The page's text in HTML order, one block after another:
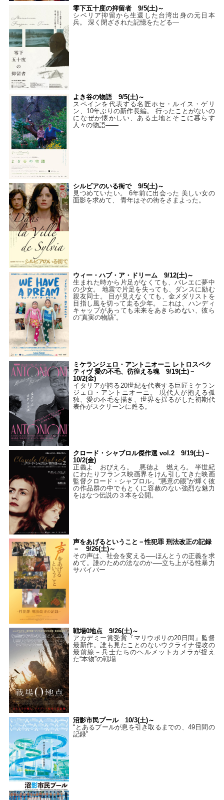
零下五十度の抑留者 9/5(土)～
シベリア抑留から生還した台湾出身の元日本
兵。 深く閉ざされた記憶をたどる—
よき谷の物語 9/5(土)～
スペインを代表する名匠ホセ・ルイス・ゲリ
ン、10年ぶりの新作長編。 行ったことがないの
になぜか懐かしい、ある土地とそこに暮らす
人々の物語――
シルビアのいる街で 9/5(土)～
見つめていたい。 6年前に出会った 美しい女の
面影を求めて、 青年はその街をさまよった。
ウィー・ハブ・ア・ドリーム 9/12(土)～
生まれた時から片足がなくても、バレエに夢中
の少女。 地震で片足を失っても、ダンスに励む
親友同士。 目が見えなくても、金メダリストを
目指し風を切って走る少年。 これは、ハンディ
キャップがあっても未来をあきらめない、彼ら
の“真実の物語”。
ミケランジェロ・アントニオーニ レトロスペク
ティヴ 愛の不毛、彷徨える魂 9/19(土)－
10/2(金)
イタリアが誇る20世紀を代表する巨匠ミケラン
ジェロ・アントニオーニ。 現代人が抱える孤
独、愛の不毛を描き、世界を揺るがした初期代
表作がスクリーンに甦る。
クロード・シャブロル傑作選 vol.2 9/19(土)－
10/2(金)
正義よ おびえろ。 悪徳よ 燃えろ。 半世紀
にわたりフランス映画界をけん引してきた映画
監督クロード・シャブロル。“悪意の眼”が輝く彼
の作品群の中でもとくに容赦のない強烈な魅力
をはなつ伝説の３本を公開。
声をあげるということ－性犯罪 刑法改正の記録
－ 9/26(土)～
その声は、社会を変える──ほんとうの正義を求
めて。誰のための法なのか──立ち上がる性暴力
サバイバー
戦場0地点 9/26(土)～
アカデミー賞受賞『マリウポリの20日間』監督
最新作。誰も見たことのないウクライナ侵攻の
最前線－兵士たちのヘルメットカメラが捉え
た“本物”の戦場
沼影市民プール 10/3(土)～
“とあるプールが息を引き取るまでの、49日間の
記録”